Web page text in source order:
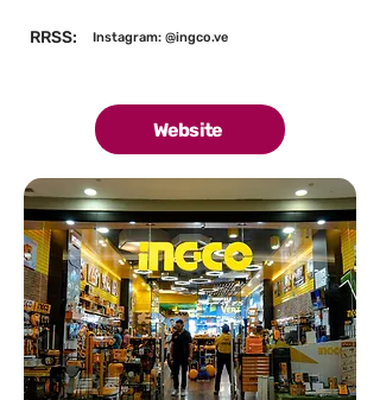
RRSS: Instagram: @ingco.ve
Website